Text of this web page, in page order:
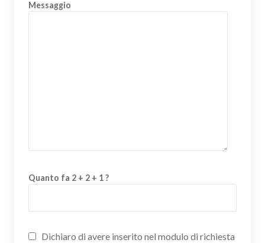
Messaggio
Quanto fa 2 + 2 + 1 ?
Dichiaro di avere inserito nel modulo di richiesta